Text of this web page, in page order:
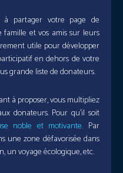
partager votre page de
et vos amis sur leurs
utile pour développer
en dehors de votre
grande liste de donateurs.
à proposer, vous multipliez
donateurs. Pour qu’il soit
noble et motivante. Par
une zone défavorisée dans
un voyage écologique, etc.